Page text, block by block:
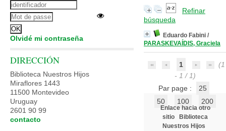
Refinar
búsqueda
Eduardo Fabini /
PARASKEVAÍDIS, Graciela
1
(1
- 1 / 1)
Par page :
25
50
100 200
Enlace hacia otro
sitio
Biblioteca
Nuestros Hijos
Olvidé mi contraseña
DIRECCIÓN
Biblioteca Nuestros Hijos
Miraflores 1443
11500 Montevideo
Uruguay
2601 90 99
contacto